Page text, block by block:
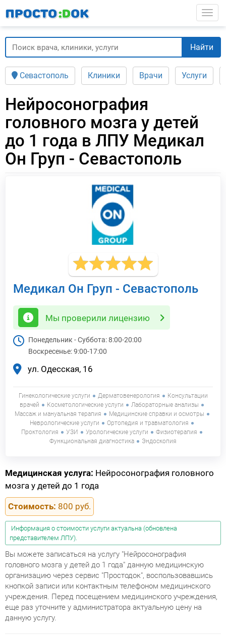
содержанию
Найти
Севастополь Клиники Врачи Услуги
Нейросонография
головного мозга у детей
до 1 года в ЛПУ Медикал
Он Груп - Севастополь
Медикал Он Груп - Севастополь
Мы проверили лицензию
Понедельник - Суббота:8:00-20:00
Воскресенье:9:00-17:00
ул. Одесская, 16
Гинекологические услуги Дерматовенерология
Консультации
врачей
Косметологические услуги
Лабораторные анализы
Массаж и мануальная терапия
Медицинские справки и осмотры
Неврологические услуги
Ортопедия и травматология
Проктология
УЗИ Урологические услуги
Физиотерапия
Функциональная диагностика
Эндоскопия
Медицинская услуга: Нейросонография головного
мозга у детей до 1 года
Стоимость: 800 руб.
Информация о стоимости услуги актуальна (обновлена
представителем ЛПУ).
Вы можете записаться на услугу "Нейросонография
головного мозга у детей до 1 года" данную медицинскую
организацию через сервис "Простодок", воспользовавшись
кнопкой записи или контактным телефоном медицинского
учреждения. Перед посещением медицинского учреждения,
еще раз уточните у администратора актуальную цену на
данную услугу.